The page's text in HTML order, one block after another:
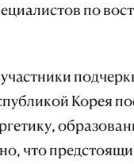
по
Корея
что